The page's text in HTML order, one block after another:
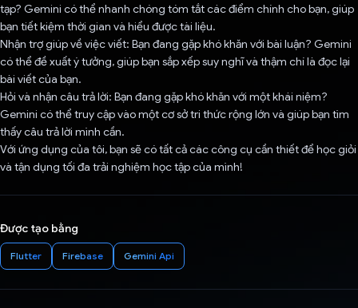
tạp? Gemini có thể nhanh chóng tóm tắt các điểm chính cho bạn, giúp
bạn tiết kiệm thời gian và hiểu được tài liệu.
Nhận trợ giúp về việc viết: Bạn đang gặp khó khăn với bài luận? Gemini
có thể đề xuất ý tưởng, giúp bạn sắp xếp suy nghĩ và thậm chí là đọc lại
bài viết của bạn.
Hỏi và nhận câu trả lời: Bạn đang gặp khó khăn với một khái niệm?
Gemini có thể truy cập vào một cơ sở tri thức rộng lớn và giúp bạn tìm
thấy câu trả lời mình cần.
Với ứng dụng của tôi, bạn sẽ có tất cả các công cụ cần thiết để học giỏi
và tận dụng tối đa trải nghiệm học tập của mình!
Được tạo bằng
Flutter Firebase Gemini Api